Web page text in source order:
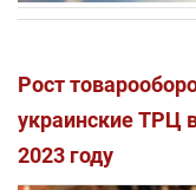
Рост
украинские ТРЦ
2023 году